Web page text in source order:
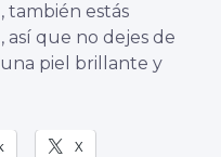
también estás
que no dejes de
piel brillante y
X